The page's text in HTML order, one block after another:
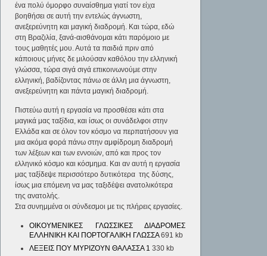
ένα πολύ όμορφο συναίσθημα γιατί τον είχα
βοηθήσει σε αυτή την εντελώς άγνωστη,
ανεξερεύνητη και μαγική διαδρομή. Και τώρα, εδώ
στη Βραζιλία, ξανά-αισθάνομαι κάτι παρόμοιο με
τους μαθητές μου. Αυτά τα παιδιά πριν από
κάποιους μήνες δε μιλούσαν καθόλου την ελληνική
γλώσσα, τώρα σιγά σιγά επικοινωνούμε στην
ελληνική, βαδίζοντας πάνω σε άλλη μια άγνωστη,
ανεξερεύνητη και πάντα μαγική διαδρομή.
Πιστεύω αυτή η εργασία να προσθέσει κάτι στα
μαγικά μας ταξίδια, και ίσως οι συνάδελφοι στην
Ελλάδα και σε όλον τον κόσμο να περπατήσουν για
μια ακόμα φορά πάνω στην αμφίδρομη διαδρομή
των λέξεων και των εννοιών, από και προς τον
ελληνικό κόσμο και κόσμημα. Και αν αυτή η εργασία
μας ταξίδεψε περισσότερο δυτικότερα της δύσης,
ίσως μια επόμενη να μας ταξιδέψει ανατολικότερα
της ανατολής.
Στα συνημμένα οι σύνδεσμοι με τις πλήρεις εργασίες.
ΟΙΚΟΥΜΕΝΙΚΕΣ ΓΛΩΣΣΙΚΕΣ ΔΙΑΔΡΟΜΕΣ
ΕΛΛΗΝΙΚΗ ΚΑΙ ΠΟΡΤΟΓΑΛΙΚΗ ΓΛΩΣΣΑ691 kb
ΛΕΞΕΙΣ ΠΟΥ ΜΥΡΙΖΟΥΝ ΘΑΛΑΣΣΑ 1 330 kb